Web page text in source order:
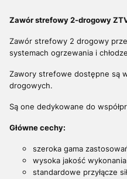
Zawór strefowy 2-drogowy
Zawór strefowy 2 drogowy
systemach ogrzewania i
Zawory strefowe dostępne są
drogowych.
Są one dedykowane do
Główne cechy:
szeroka gama
wysoka jakość wykonania
standardowe przyłącze